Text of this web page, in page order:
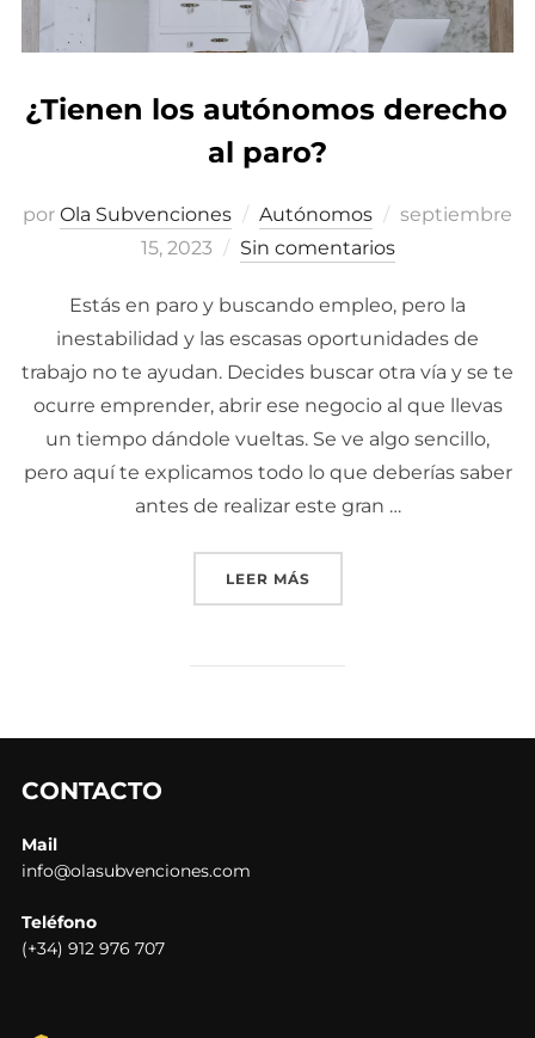
¿Tienen los autónomos derecho
al paro?
por Ola Subvenciones Autónomos
Publicado
septiembre
15, 2023
Sin comentarios
Estás en paro y buscando empleo, pero la
inestabilidad y las escasas oportunidades de
trabajo no te ayudan. Decides buscar otra vía y se te
ocurre emprender, abrir ese negocio al que llevas
un tiempo dándole vueltas. Se ve algo sencillo,
pero aquí te explicamos todo lo que deberías saber
antes de realizar este gran …
LEER MÁS
CONTACTO
Mail
info@olasubvenciones.com
Teléfono
(+34) 912 976 707